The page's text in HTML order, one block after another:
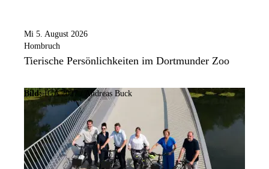
Mi 5. August 2026
Hombruch
Tierische Persönlichkeiten im Dortmunder Zoo
Bild: IGA 2027 / Andreas Buck